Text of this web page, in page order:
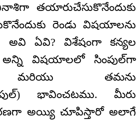
తయారుచేసుకొనేందుకు
రెండు విషయాలను
అవి ఏవి? విశేషంగా కన్యల
విషయాలలో సింపుల్‌గా
మరియు తమను
భావించటము. మీరు
అయ్యి చూపిస్తారో అలాగే